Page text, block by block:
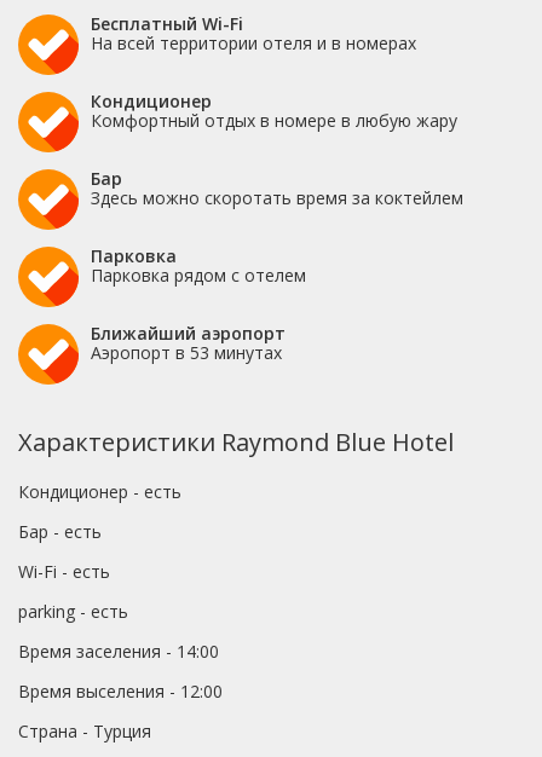
Бесплатный Wi-Fi
На всей территории отеля и в номерах
Кондиционер
Комфортный отдых в номере в любую жару
Бар
Здесь можно скоротать время за коктейлем
Парковка
Парковка рядом с отелем
Ближайший аэропорт
Аэропорт в 53 минутах
Характеристики Raymond Blue Hotel
Кондиционер - есть
Бар - есть
Wi-Fi - есть
parking - есть
Время заселения - 14:00
Время выселения - 12:00
Страна - Турция